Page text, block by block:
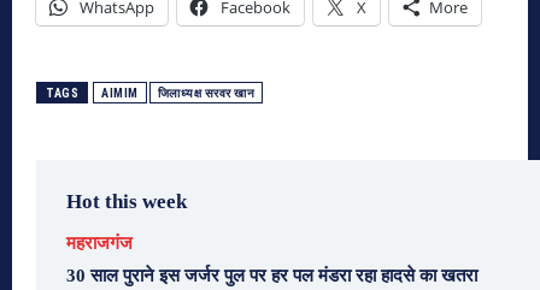
WhatsApp Facebook X More
TAGS AIMIM जिलाध्यक्ष सरवर खान
Hot this week
महराजगंज
30 साल पुराने इस जर्जर पुल पर हर पल मंडरा रहा हादसे का खतरा